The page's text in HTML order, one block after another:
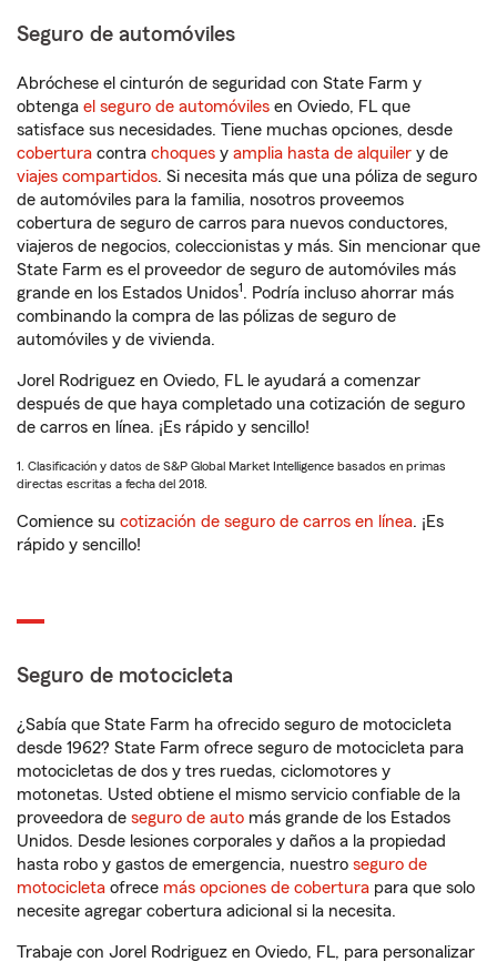
Seguro de automóviles
Abróchese el cinturón de seguridad con State Farm y
obtenga el seguro de automóviles en Oviedo, FL que
satisface sus necesidades. Tiene muchas opciones, desde
cobertura contra choques y amplia hasta de alquiler y de
viajes compartidos. Si necesita más que una póliza de seguro
de automóviles para la familia, nosotros proveemos
cobertura de seguro de carros para nuevos conductores,
viajeros de negocios, coleccionistas y más. Sin mencionar que
State Farm es el proveedor de seguro de automóviles más
grande en los Estados Unidos1. Podría incluso ahorrar más
combinando la compra de las pólizas de seguro de
automóviles y de vivienda.
Jorel Rodriguez en Oviedo, FL le ayudará a comenzar
después de que haya completado una cotización de seguro
de carros en línea. ¡Es rápido y sencillo!
1. Clasificación y datos de S&P Global Market Intelligence basados en primas
directas escritas a fecha del 2018.
Comience su cotización de seguro de carros en línea. ¡Es
rápido y sencillo!
Seguro de motocicleta
¿Sabía que State Farm ha ofrecido seguro de motocicleta
desde 1962? State Farm ofrece seguro de motocicleta para
motocicletas de dos y tres ruedas, ciclomotores y
motonetas. Usted obtiene el mismo servicio confiable de la
proveedora de seguro de auto más grande de los Estados
Unidos. Desde lesiones corporales y daños a la propiedad
hasta robo y gastos de emergencia, nuestro seguro de
motocicleta ofrece más opciones de cobertura para que solo
necesite agregar cobertura adicional si la necesita.
Trabaje con Jorel Rodriguez en Oviedo, FL, para personalizar